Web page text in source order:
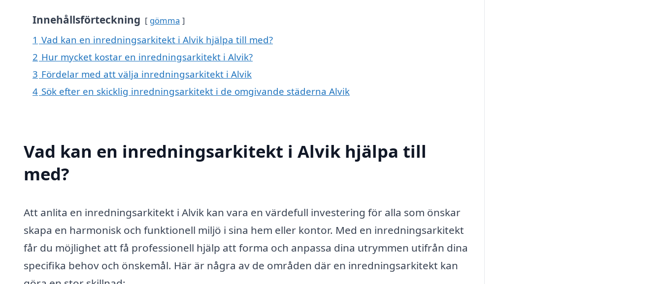
Innehållsförteckning gömma
1 Vad kan en inredningsarkitekt i Alvik hjälpa till med?
2 Hur mycket kostar en inredningsarkitekt i Alvik?
3 Fördelar med att välja inredningsarkitekt i Alvik
4 Sök efter en skicklig inredningsarkitekt i de omgivande städerna Alvik
Vad kan en inredningsarkitekt i Alvik hjälpa till
med?
Att anlita en inredningsarkitekt i Alvik kan vara en värdefull investering för alla som önskar
skapa en harmonisk och funktionell miljö i sina hem eller kontor. Med en inredningsarkitekt
får du möjlighet att få professionell hjälp att forma och anpassa dina utrymmen utifrån dina
specifika behov och önskemål. Här är några av de områden där en inredningsarkitekt kan